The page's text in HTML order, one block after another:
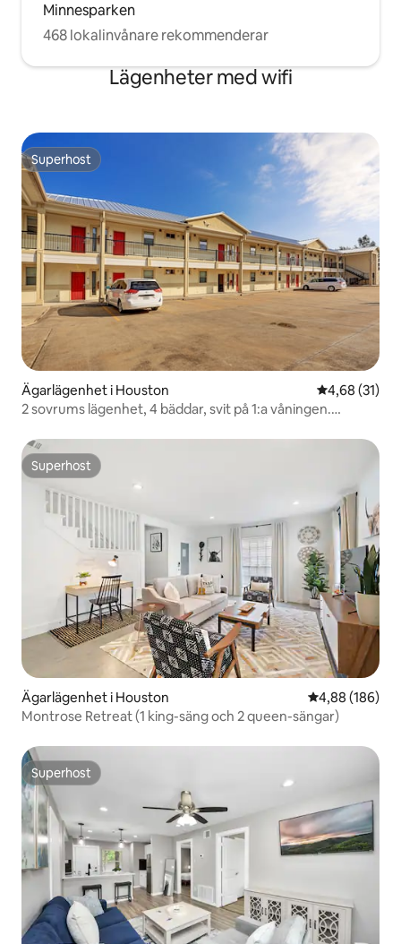
Minnesparken
468 lokalinvånare rekommenderar
Lägenheter med wifi
Superhost
Superhost
Ägarlägenhet i Houston 4,68 av 5 i
4,68 (31)
2 sovrums lägenhet, 4 bäddar, svit på 1:a våningen.
Superhost
Superhost
Ägarlägenhet i Houston 4,88 av 5 i
4,88 (186)
Montrose Retreat (1 king-säng och 2 queen-sängar)
Superhost
Superhost